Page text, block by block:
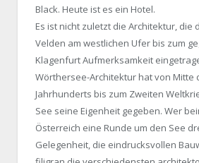
Black. Heute ist es ein Hotel.
Es ist nicht zuletzt die Architektur, die
Velden am westlichen Ufer bis zum
Klagenfurt Aufmerksamkeit
Wörthersee-Architektur hat von Mitte
Jahrhunderts bis zum Zweiten
See seine Eigenheit gegeben. Wer
Österreich eine Runde um den See
Gelegenheit, die eindrucksvollen